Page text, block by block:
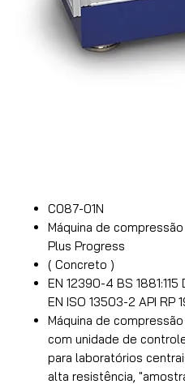
C087-01N
Máquina de
Plus Progress
( Concreto )
EN 12390-4 BS 1881:115
EN ISO 13503-2 API RP
Máquina de
com unidade de
para laboratórios
alta resistência,